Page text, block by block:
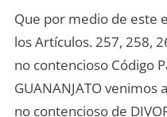
Que por medio de este
los Artículos. 257, 258,
no contencioso Código
GUANANJATO
no contencioso de